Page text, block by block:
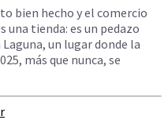
bien hecho y el comercio
una tienda: es un pedazo
un lugar donde la
más que nunca, se